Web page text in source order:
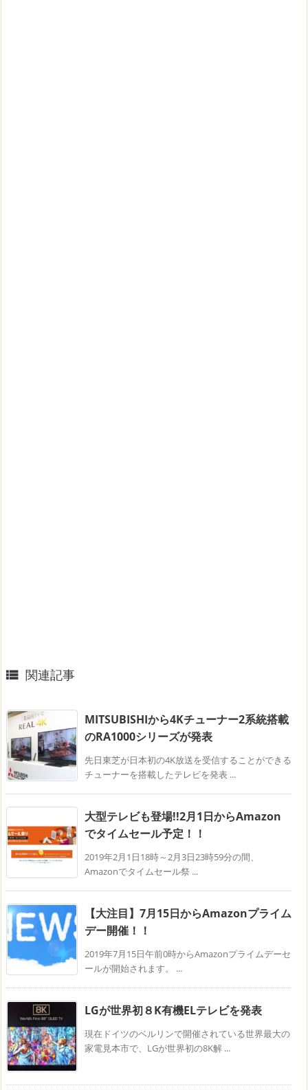
 関連記事
MITSUBISHIから4Kチューナー2系統搭載
のRA1000シリーズが発表
先日東芝が日本初の4K放送を受信することができる
チューナーを搭載したテレビを発表 ...
大型テレビも登場!!2月1日からAmazon
でタイムセール予定！！
2019年2月1日18時～2月3日23時59分の間、
Amazonでタイムセール祭 ...
【大注目】7月15日からAmazonプライム
デー開催！！
2019年7月15日午前0時からAmazonプライムデーセ
ールが開始されます。 ...
LGが世界初８K有機ELテレビを発表
現在ドイツのベルリンで開催されている世界最大の
家電見本市で、LGが世界初の8K解 ...